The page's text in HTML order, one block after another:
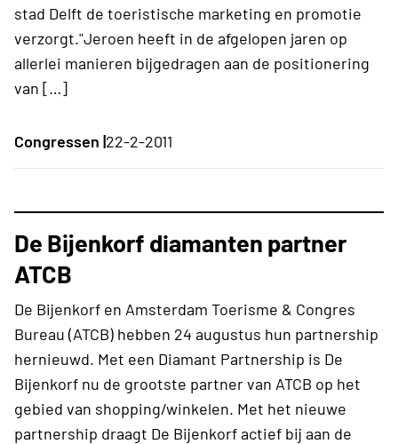
stad Delft de toeristische marketing en promotie
verzorgt."Jeroen heeft in de afgelopen jaren op
allerlei manieren bijgedragen aan de positionering
van […]
Congressen |22-2-2011
De Bijenkorf diamanten partner
ATCB
De Bijenkorf en Amsterdam Toerisme & Congres
Bureau (ATCB) hebben 24 augustus hun partnership
hernieuwd. Met een Diamant Partnership is De
Bijenkorf nu de grootste partner van ATCB op het
gebied van shopping/winkelen. Met het nieuwe
partnership draagt De Bijenkorf actief bij aan de